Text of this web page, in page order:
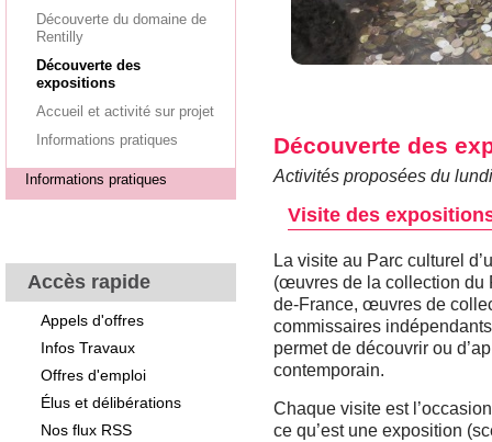
Découverte du domaine de
Rentilly
Découverte des
expositions
Accueil et activité sur projet
Informations pratiques
Informations pratiques
Accès rapide
Appels d'offres
Infos Travaux
Offres d'emploi
Élus et délibérations
Nos flux RSS
Découverte des
Activités proposées du
Visite des
La visite au Parc culturel
(œuvres de la collection du
de-France, œuvres de
commissaires
permet de découvrir ou
contemporain.
Chaque visite est
ce qu’est une exposition